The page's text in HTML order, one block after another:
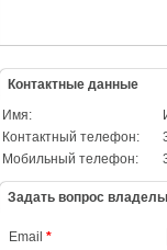
Контактные данные
Имя:
Контактный телефон:
Мобильный телефон:
Задать вопрос
Email *